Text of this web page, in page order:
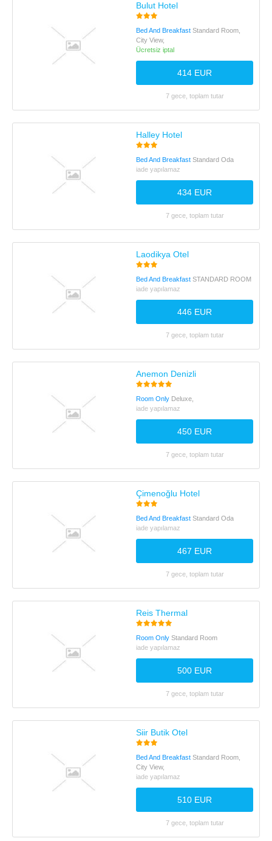
Bulut Hotel
Bed And Breakfast Standard Room,
City View,
Ücretsiz iptal
414 EUR
7 gece, toplam tutar
Halley Hotel
Bed And Breakfast Standard Oda
iade yapılamaz
434 EUR
7 gece, toplam tutar
Laodikya Otel
Bed And Breakfast STANDARD ROOM
iade yapılamaz
446 EUR
7 gece, toplam tutar
Anemon Denizli
Room Only Deluxe,
iade yapılamaz
450 EUR
7 gece, toplam tutar
Çimenoğlu Hotel
Bed And Breakfast Standard Oda
iade yapılamaz
467 EUR
7 gece, toplam tutar
Reis Thermal
Room Only Standard Room
iade yapılamaz
500 EUR
7 gece, toplam tutar
Siir Butik Otel
Bed And Breakfast Standard Room,
City View,
iade yapılamaz
510 EUR
7 gece, toplam tutar